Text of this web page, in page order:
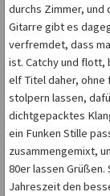
durchs Zimmer, und
Gitarre gibt es
verfremdet, dass
ist. Catchy und flott,
elf Titel daher, ohne
stolpern lassen,
dichtgepacktes
ein Funken Stille
zusammengemixt,
80er lassen
Jahreszeit den